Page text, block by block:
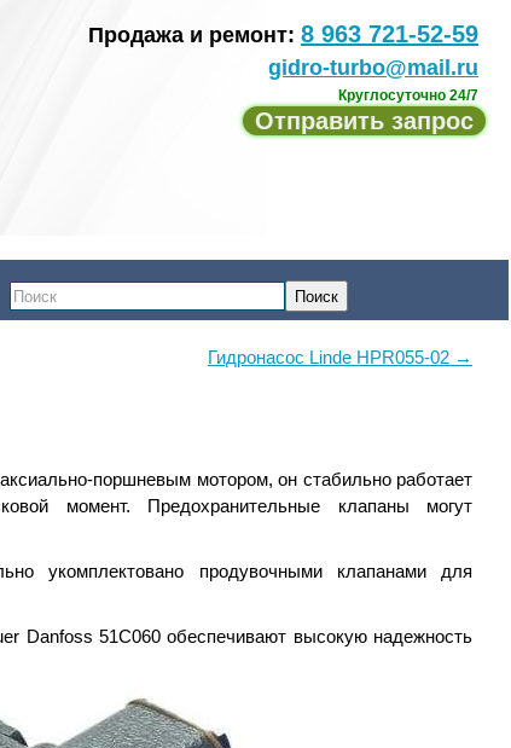
Продажа и ремонт: 8 963 721-52-59
gidro-turbo@mail.ru
Круглосуточно 24/7
Отправить запрос
Поиск
Гидронасос Linde HPR055-02 →
поршневым мотором, он стабильно работает
момент. Предохранительные клапаны могут
укомплектовано продувочными клапанами для
Danfoss 51C060 обеспечивают высокую надежность